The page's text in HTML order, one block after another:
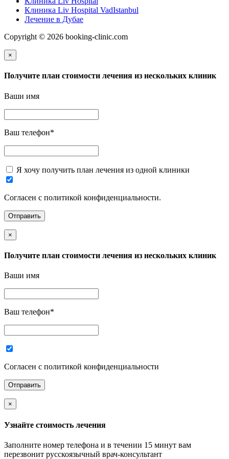
Клиника Liv Hospital VadIstanbul
Лечение в Дубае
Copyright © 2026 booking-clinic.com
×
Получите план стоимости лечения из нескольких клиник
Ваши имя
Ваш телефон*
Я хочу получить план лечения из одной клиники
Согласен с политикой конфиденциальности.
×
Получите план стоимости лечения из нескольких клиник
Ваши имя
Ваш телефон*
Согласен с политикой конфиденциальности
×
Узнайте стоимость лечения
Заполните номер телефона и в течении 15 минут вам
перезвонит русскоязычный врач-консультант